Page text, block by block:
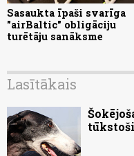
Sasaukta īpaši svarīga
"airBaltic" obligāciju
turētāju sanāksme
Lasītākais